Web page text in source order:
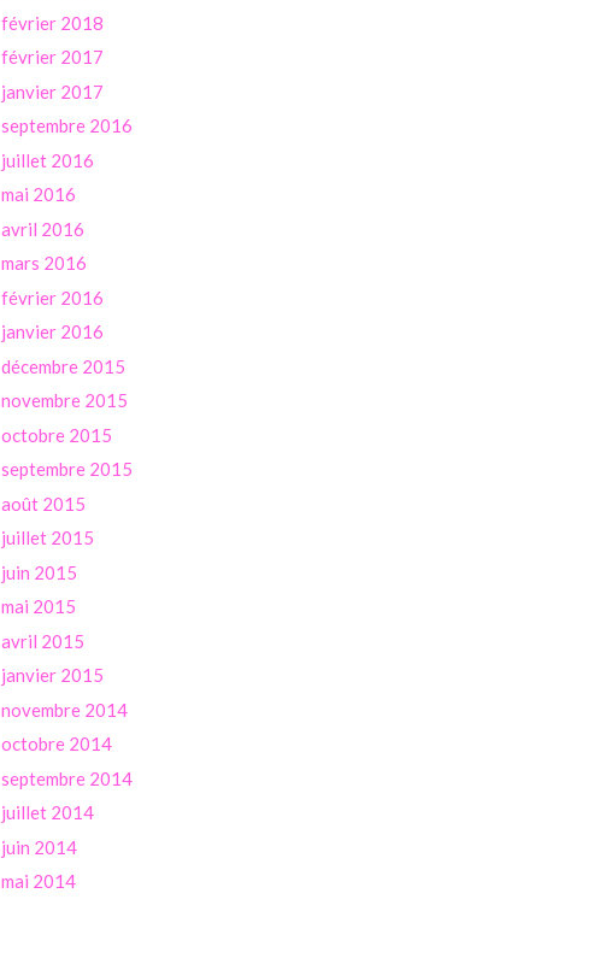
février 2018
février 2017
janvier 2017
septembre 2016
juillet 2016
mai 2016
avril 2016
mars 2016
février 2016
janvier 2016
décembre 2015
novembre 2015
octobre 2015
septembre 2015
août 2015
juillet 2015
juin 2015
mai 2015
avril 2015
janvier 2015
novembre 2014
octobre 2014
septembre 2014
juillet 2014
juin 2014
mai 2014